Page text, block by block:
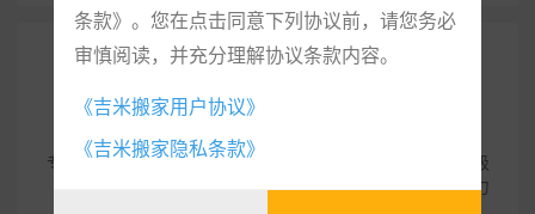
专业服务团队，严格培训
服务全程跟进，人员评级
打分，提高综合服务能力
条款》。您在点击同意下列协议前，请您务必
审慎阅读，并充分理解协议条款内容。
《吉米搬家用户协议》
《吉米搬家隐私条款》